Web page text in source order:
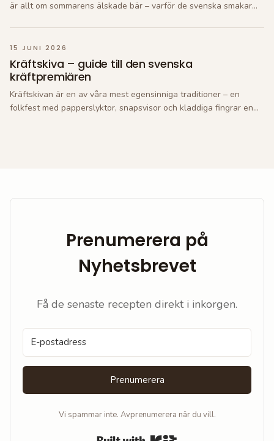
är allt om sommarens älskade bär – varför de svenska smakar
15 JUNI 2026
Kräftskiva – guide till den svenska
kräftpremiären
Kräftskivan är en av våra mest egensinniga traditioner – en
folkfest med papperslyktor, snapsvisor och kladdiga fingrar en
Prenumerera på
Nyhetsbrevet
Få de senaste recepten direkt i inkorgen.
Prenumerera
Vi spammar inte. Avprenumerera när du vill.